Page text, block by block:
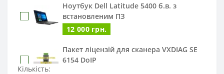
Ноутбук Dell Latitude 5400 б.в. з
встановленим ПЗ
12 000 грн.
Пакет ліцензій для сканера VXDIAG SE
6154 DoIP
Кількість: